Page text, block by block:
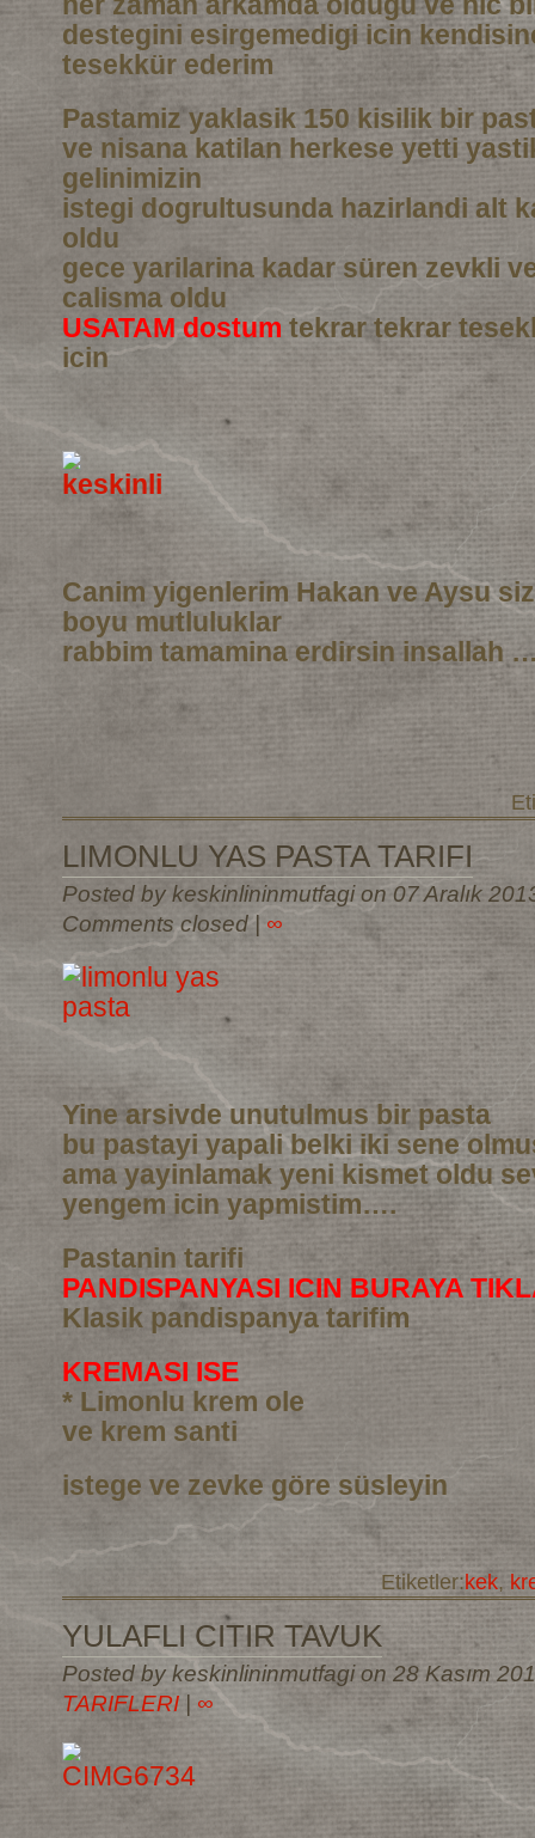
destegini esirgemedigi icin
tesekkür ederim
Pastamiz yaklasik 150 kisilik bir
ve nisana katilan herkese yetti
gelinimizin
istegi dogrultusunda hazirlandi alt
oldu
gece yarilarina kadar süren zevkli
calisma oldu
USATAM dostum tekrar tekrar
icin
Canim yigenlerim Hakan ve Aysu
boyu mutluluklar
rabbim tamamina erdirsin insallah
LIMONLU YAS PASTA TARIFI
Posted by keskinlininmutfagi on 07 Aralık
Comments closed| ∞
Yine arsivde unutulmus bir pasta
bu pastayi yapali belki iki sene
ama yayinlamak yeni kismet oldu
yengem icin yapmistim….
Pastanin tarifi
PANDISPANYASI ICIN BURAYA
Klasik pandispanya tarifim
KREMASI ISE
* Limonlu krem ole
ve krem santi
istege ve zevke göre süsleyin
Etiketler:kek,
YULAFLI CITIR TAVUK
Posted by keskinlininmutfagi on 28 Kasım
TARIFLERI
∞